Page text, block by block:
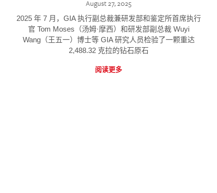
August 27, 2025
2025 年 7 月，GIA 执行副总裁兼研发部和鉴定所首席执行
官 Tom Moses（汤姆·摩西）和研发部副总裁 Wuyi
Wang（王五一）博士等 GIA 研究人员检验了一颗重达
2,488.32 克拉的钻石原石
阅读更多